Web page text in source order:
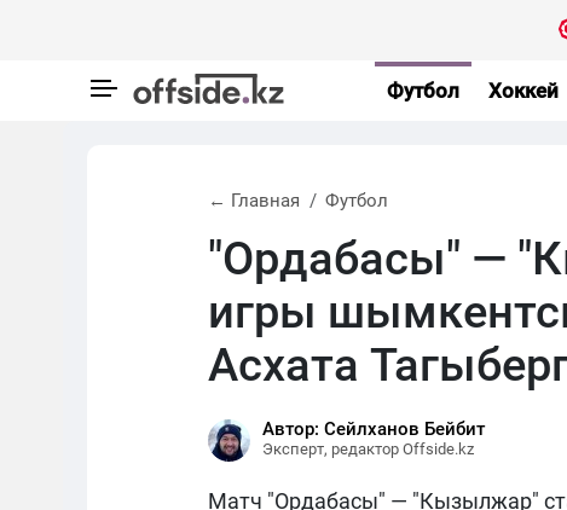
Футбол Хоккей
← Главная Футбол
"Ордабасы" —
игры
Асхата
Автор: Сейлханов Бейбит
Эксперт, редактор Offside.kz
Матч "Ордабасы" — "Кызылжар"